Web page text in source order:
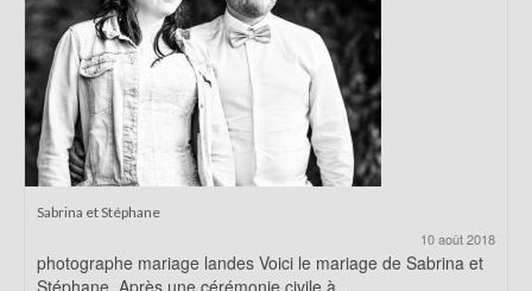
Sabrina et Stéphane
10 août 2018
photographe mariage landes Voici le mariage de Sabrina et
Stéphane. Après une cérémonie civile à...